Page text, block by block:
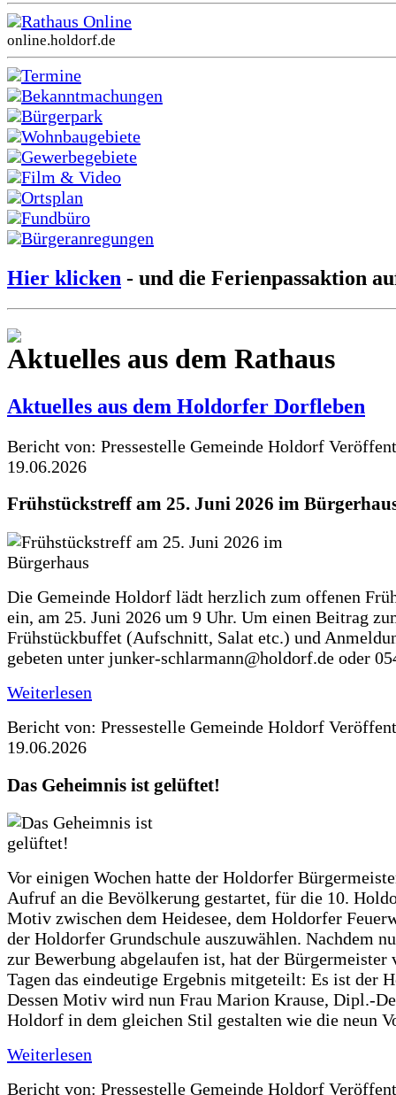
Rathaus Online
online.holdorf.de
Termine
Bekanntmachungen
Bürgerpark
Wohnbaugebiete
Gewerbegebiete
Film & Video
Ortsplan
Fundbüro
Bürgeranregungen
Hier klicken - und die Ferienpassaktion
Aktuelles aus dem Rathaus
Aktuelles aus dem Holdorfer Dorfleben
Bericht von: Pressestelle Gemeinde Holdorf
19.06.2026
Frühstückstreff am 25. Juni 2026 im
Die Gemeinde Holdorf lädt herzlich zum offenen
ein, am 25. Juni 2026 um 9 Uhr. Um einen Beitrag
Frühstückbuffet (Aufschnitt, Salat etc.) und
gebeten unter junker-schlarmann@holdorf.de oder
Weiterlesen
Bericht von: Pressestelle Gemeinde Holdorf
19.06.2026
Das Geheimnis ist gelüftet!
Vor einigen Wochen hatte der Holdorfer
Aufruf an die Bevölkerung gestartet, für die 10.
Motiv zwischen dem Heidesee, dem Holdorfer
der Holdorfer Grundschule auszuwählen. Nachdem
zur Bewerbung abgelaufen ist, hat der Bürgermeister
Tagen das eindeutige Ergebnis mitgeteilt: Es ist der
Dessen Motiv wird nun Frau Marion Krause, Dipl.-
Holdorf in dem gleichen Stil gestalten wie die neun
Weiterlesen
Bericht von: Pressestelle Gemeinde Holdorf